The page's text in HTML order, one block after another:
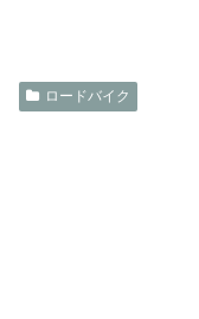
ロードバイク